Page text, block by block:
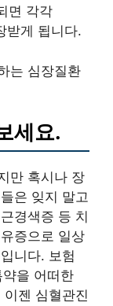
면 각각
받게 됩니다.
는 심장질환
세요.
만 혹시나 장
은 잊지 말고
경색증 등 치
증으로 일상
니다. 보험
을 어떠한
젠 심혈관진